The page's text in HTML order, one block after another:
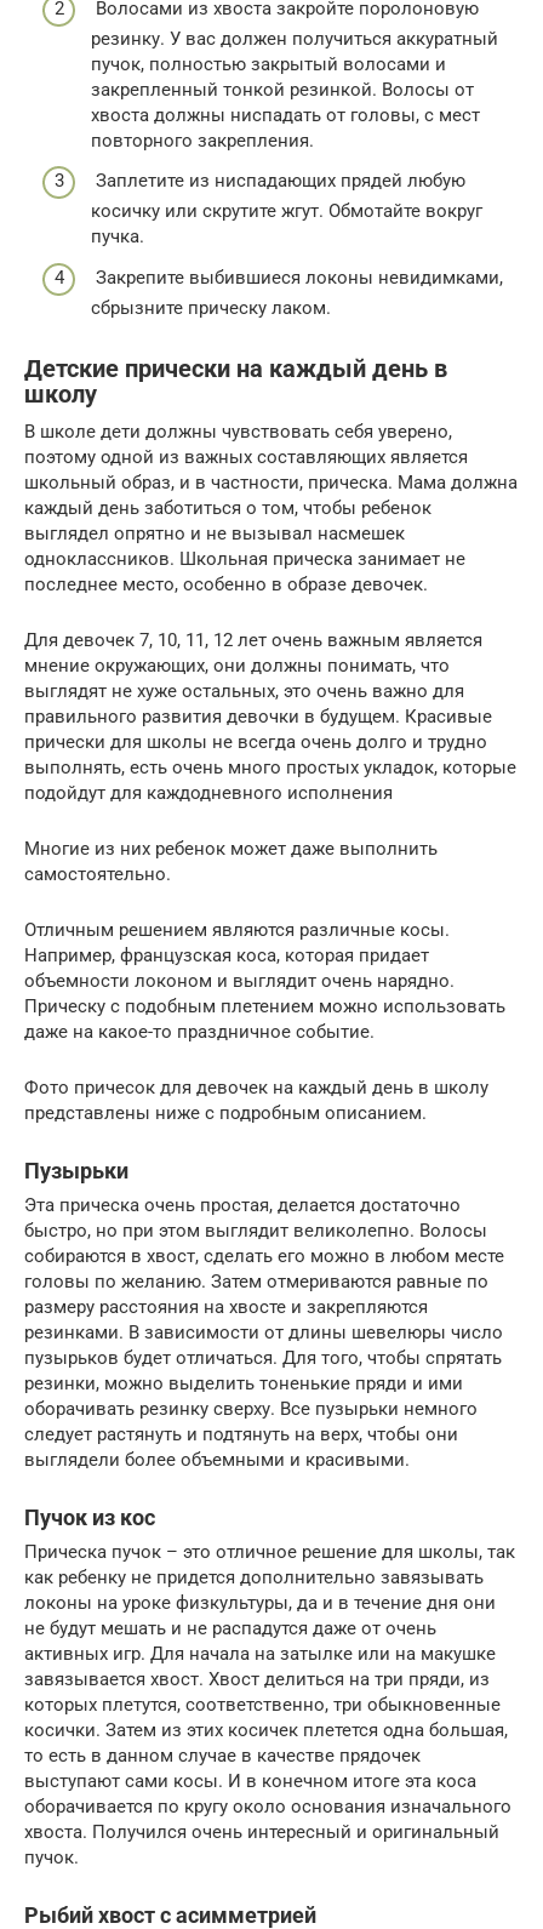
Волосами из хвоста закройте поролоновую
резинку. У вас должен получиться аккуратный
пучок, полностью закрытый волосами и
закрепленный тонкой резинкой. Волосы от
хвоста должны ниспадать от головы, с мест
повторного закрепления.
Заплетите из ниспадающих прядей любую
косичку или скрутите жгут. Обмотайте вокруг
пучка.
Закрепите выбившиеся локоны невидимками,
сбрызните прическу лаком.
Детские прически на каждый день в
школу
В школе дети должны чувствовать себя уверено,
поэтому одной из важных составляющих является
школьный образ, и в частности, прическа. Мама должна
каждый день заботиться о том, чтобы ребенок
выглядел опрятно и не вызывал насмешек
одноклассников. Школьная прическа занимает не
последнее место, особенно в образе девочек.
Для девочек 7, 10, 11, 12 лет очень важным является
мнение окружающих, они должны понимать, что
выглядят не хуже остальных, это очень важно для
правильного развития девочки в будущем. Красивые
прически для школы не всегда очень долго и трудно
выполнять, есть очень много простых укладок, которые
подойдут для каждодневного исполнения
Многие из них ребенок может даже выполнить
самостоятельно.
Отличным решением являются различные косы.
Например, французская коса, которая придает
объемности локоном и выглядит очень нарядно.
Прическу с подобным плетением можно использовать
даже на какое-то праздничное событие.
Фото причесок для девочек на каждый день в школу
представлены ниже с подробным описанием.
Пузырьки
Эта прическа очень простая, делается достаточно
быстро, но при этом выглядит великолепно. Волосы
собираются в хвост, сделать его можно в любом месте
головы по желанию. Затем отмериваются равные по
размеру расстояния на хвосте и закрепляются
резинками. В зависимости от длины шевелюры число
пузырьков будет отличаться. Для того, чтобы спрятать
резинки, можно выделить тоненькие пряди и ими
оборачивать резинку сверху. Все пузырьки немного
следует растянуть и подтянуть на верх, чтобы они
выглядели более объемными и красивыми.
Пучок из кос
Прическа пучок – это отличное решение для школы, так
как ребенку не придется дополнительно завязывать
локоны на уроке физкультуры, да и в течение дня они
не будут мешать и не распадутся даже от очень
активных игр. Для начала на затылке или на макушке
завязывается хвост. Хвост делиться на три пряди, из
которых плетутся, соответственно, три обыкновенные
косички. Затем из этих косичек плетется одна большая,
то есть в данном случае в качестве прядочек
выступают сами косы. И в конечном итоге эта коса
оборачивается по кругу около основания изначального
хвоста. Получился очень интересный и оригинальный
пучок.
Рыбий хвост с асимметрией